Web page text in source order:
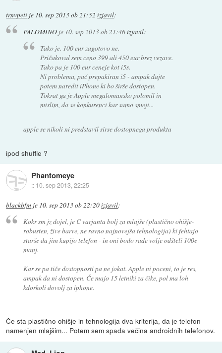
trnvpeti je 10. sep 2013 ob 21:52 izjavil:
PALOMINOje 10. sep 2013 ob 21:46izjavil:
Tako je. 100 eur zagotovo ne.
Pričakoval sem ceno 399 ali 450 eur brez vezave.
Tako pa je 100 eur ceneje kot i5s.
Ni problema, pač prepakiran i5 - ampak dajte
potem naredit iPhone ki bo širše dostopen.
Tokrat ga je Apple megalomansko polomil in
mislim, da se konkurenci kar samo smeji...
apple se nikoli ni predstavil sirse dostopnega produkta
ipod shuffle ?
Phantomeye
:: 10. sep 2013, 22:25
blackbfm je 10. sep 2013 ob 22:20izjavil:
Kokr sm jz dojel, je C varjanta bolj za mlajše (plastično ohišje-
robusten, žive barve, ne ravno najnovejša tehnologija) ki fehtajo
starše da jim kupijo telefon - in oni bodo rade volje odšteli 100e
manj.
Kar se pa tiče dostopnosti pa ne jokat. Apple ni poceni, to je res,
ampak da ni dostopen. Če majo 15 letniki za čike, pol ma loh
kdorkoli dovolj za iphone.
Če sta plastično ohišje in tehnologija dva kriterija, da je telefon
namenjen mlajšim... Potem sem spada večina androidnih telefonov.